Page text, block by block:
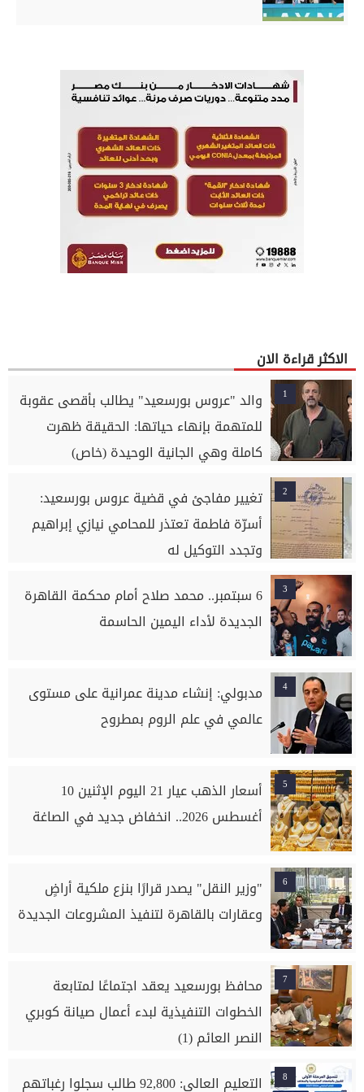
الاكثر قراءة الان
1
والد "عروس بورسعيد" يطالب بأقصى عقوبة
للمتهمة بإنهاء حياتها: الحقيقة ظهرت
كاملة وهي الجانية الوحيدة (خاص)
2
تغيير مفاجئ في قضية عروس بورسعيد:
أسرّة فاطمة تعتذر للمحامي نيازي إبراهيم
وتجدد التوكيل له
3
6 سبتمبر.. محمد صلاح أمام محكمة القاهرة
الجديدة لأداء اليمين الحاسمة
4
مدبولي: إنشاء مدينة عمرانية على مستوى
عالمي في علم الروم بمطروح
5
أسعار الذهب عيار 21 اليوم الإثنين 10
أغسطس 2026.. انخفاض جديد في الصاغة
6
"وزير النقل" يصدر قرارًا بنزع ملكية أراضٍ
وعقارات بالقاهرة لتنفيذ المشروعات الجديدة
7
محافظ بورسعيد يعقد اجتماعًا لمتابعة
الخطوات التنفيذية لبدء أعمال صيانة كوبري
النصر العائم (1)
8 التعليم العالي: 92,800 طالب سجلوا رغباتهم